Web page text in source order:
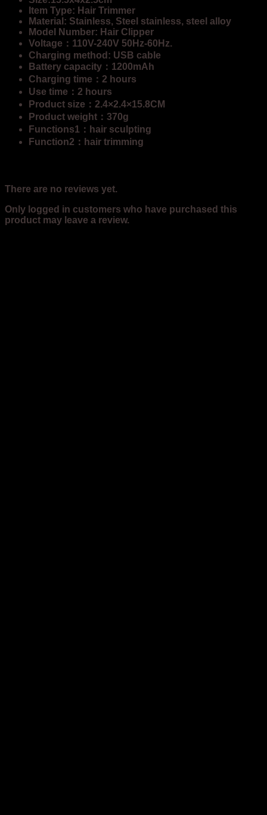
Item Type: Hair Trimmer
Material: Stainless, Steel stainless, steel alloy
Model Number: Hair Clipper
Voltage：110V-240V 50Hz-60Hz.
Charging method: USB cable
Battery capacity：1200mAh
Charging time：2 hours
Use time：2 hours
Product size：2.4×2.4×15.8CM
Product weight：370g
Functions1：hair sculpting
Function2：hair trimming
There are no reviews yet.
Only logged in customers who have purchased this
product may leave a review.